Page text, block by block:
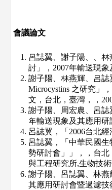
會議論文
呂誌翼、謝子陽、、
討」，2007年輸送現
謝子陽、林燕輝、呂
Microcystins 之研究」
文，台北，臺灣，，
謝子陽、周宏農、呂誌
年輸送現象及其應用研
呂誌翼，「2006台北
呂誌翼，「中華民國
勢研討會」」，，台
與工程研究所,生物技
謝子陽、呂誌翼、林燕
其應用研討會暨過濾技